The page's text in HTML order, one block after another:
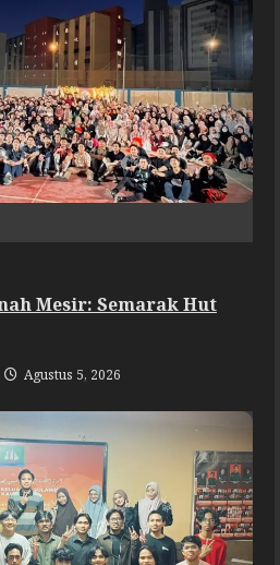
Mesir: Semarak Hut
Agustus 5, 2026